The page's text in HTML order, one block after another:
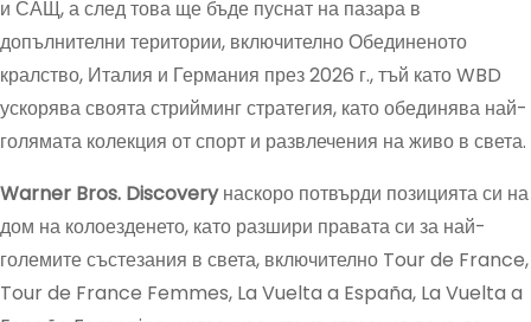
и САЩ, а след това ще бъде пуснат на пазара в
допълнителни територии, включително Обединеното
кралство, Италия и Германия през 2026 г., тъй като WBD
ускорява своята стрийминг стратегия, като обединява най-
голямата колекция от спорт и развлечения на живо в света.
Warner Bros. Discoveryнаскоро потвърди позицията си на
дом на колоезденето, като разшири правата си за най-
големите състезания в света, включително Tour de France,
Tour de France Femmes, La Vuelta a España, La Vuelta a